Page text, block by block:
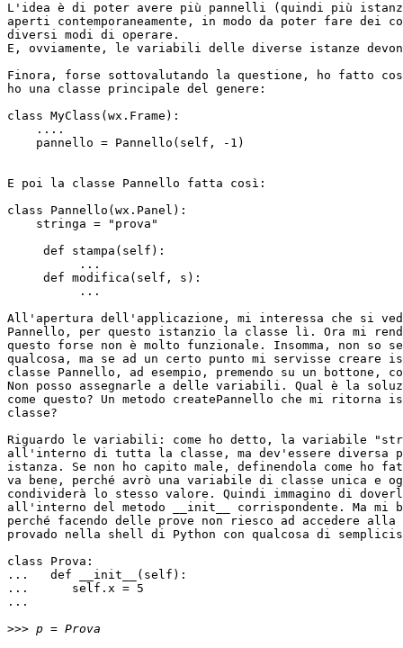
L'idea è di poter avere più pannelli (quindi più
aperti contemporaneamente, in modo da poter fare dei
diversi modi di operare.
E, ovviamente, le variabili delle diverse istanze
Finora, forse sottovalutando la questione, ho fatto
ho una classe principale del genere:
class MyClass(wx.Frame):
    ....
    pannello = Pannello(self, -1)
E poi la classe Pannello fatta così:
class Pannello(wx.Panel):
    stringa = "prova"
     def stampa(self):
          ...
     def modifica(self, s):
          ...
All'apertura dell'applicazione, mi interessa che si
Pannello, per questo istanzio la classe lì. Ora mi
questo forse non è molto funzionale. Insomma, non so
qualcosa, ma se ad un certo punto mi servisse creare
classe Pannello, ad esempio, premendo su un bottone,
Non posso assegnarle a delle variabili. Qual è la
come questo? Un metodo createPannello che mi ritorna
classe?
Riguardo le variabili: come ho detto, la variabile
all'interno di tutta la classe, ma dev'essere diversa
istanza. Se non ho capito male, definendola come ho
va bene, perché avrò una variabile di classe unica e
condividerà lo stesso valore. Quindi immagino di
all'interno del metodo __init__ corrispondente. Ma mi
perché facendo delle prove non riesco ad accedere
provado nella shell di Python con qualcosa di
class Prova:
...   def __init__(self):
...      self.x = 5
...
>>>